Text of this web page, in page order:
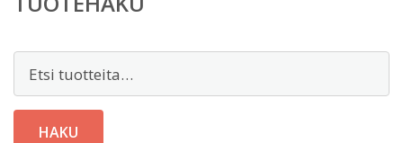
HAKU